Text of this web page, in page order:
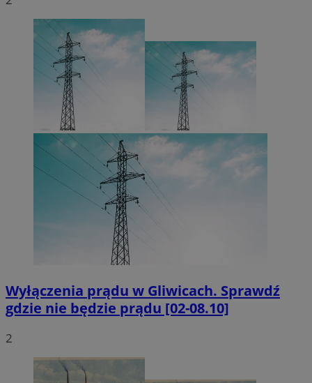
Wyłączenia prądu w Gliwicach. Sprawdź
gdzie nie będzie prądu [02-08.10]
2